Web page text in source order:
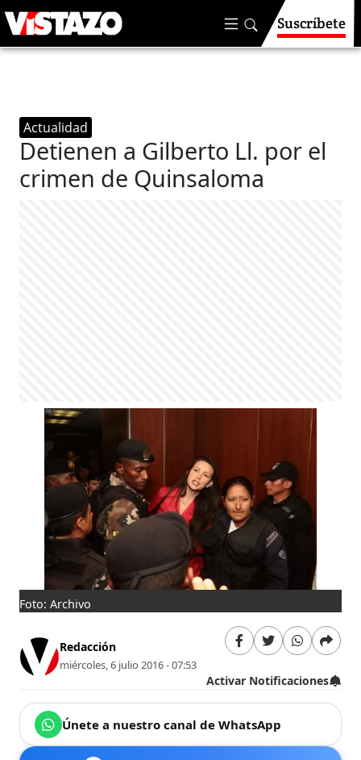
Suscríbete
Actualidad
Detienen a Gilberto Ll. por el
crimen de Quinsaloma
Foto: Archivo
Redacción
miércoles, 6 julio 2016 - 07:53
Activar Notificaciones
Únete a nuestro canal de WhatsApp